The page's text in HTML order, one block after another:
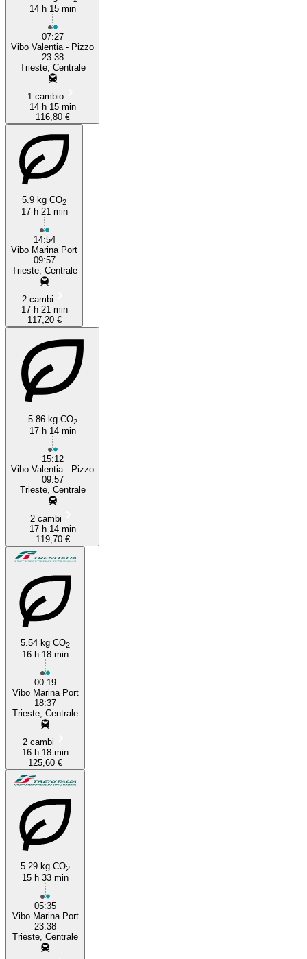
14 h 15 min
07:27
Vibo Valentia - Pizzo
23:38
Trieste, Centrale
1 cambio
14 h 15 min
116,80 €
5.9 kg CO2
17 h 21 min
14:54
Vibo Marina Port
09:57
Trieste, Centrale
2 cambi
17 h 21 min
117,20 €
5.86 kg CO2
17 h 14 min
15:12
Vibo Valentia - Pizzo
09:57
Trieste, Centrale
2 cambi
17 h 14 min
119,70 €
5.54 kg CO2
16 h 18 min
00:19
Vibo Marina Port
18:37
Trieste, Centrale
2 cambi
16 h 18 min
125,60 €
5.29 kg CO2
15 h 33 min
05:35
Vibo Marina Port
23:38
Trieste, Centrale